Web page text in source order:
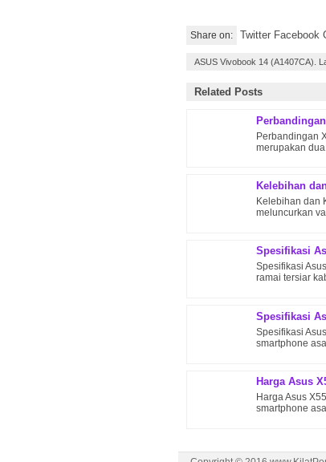
Share on: Twitter Facebook
ASUS Vivobook 14 (A1407CA).
Related Posts
Perbandingan
merupakan dua...
Kelebihan
Kelebihan dan
meluncurkan
Spesifikasi
Spesifikasi
ramai tersiar
Spesifikasi
Spesifikasi
smartphone
Harga Asus
Harga Asus
smartphone